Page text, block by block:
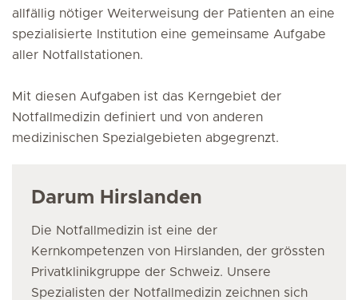
allfällig nötiger Weiterweisung der Patienten an eine
spezialisierte Institution eine gemeinsame Aufgabe
aller Notfallstationen.
Mit diesen Aufgaben ist das Kerngebiet der
Notfallmedizin definiert und von anderen
medizinischen Spezialgebieten abgegrenzt.
Darum Hirslanden
Die Notfallmedizin ist eine der
Kernkompetenzen von Hirslanden, der grössten
Privatklinikgruppe der Schweiz. Unsere
Spezialisten der Notfallmedizin zeichnen sich